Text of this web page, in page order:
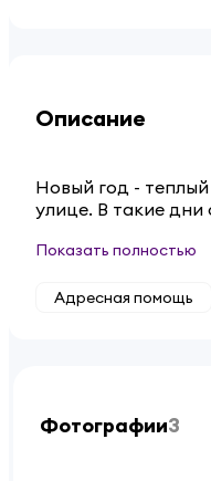
Описание
Новый год -
улице. В такие
Показать полностью
Адресная помощь
Фотографии3